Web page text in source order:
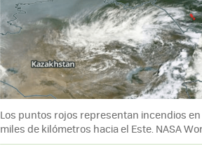
Los puntos rojos representan incendios
miles de kilómetros hacia el Este. NASA